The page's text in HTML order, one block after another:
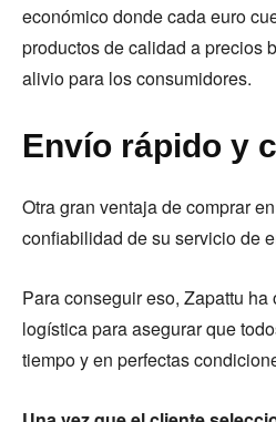
económico donde cada euro
productos de calidad a precios
alivio para los consumidores.
Envío rápido y
Otra gran ventaja de comprar
confiabilidad de su servicio de
Para conseguir eso, Zapattu
logística para asegurar que
tiempo y en perfectas